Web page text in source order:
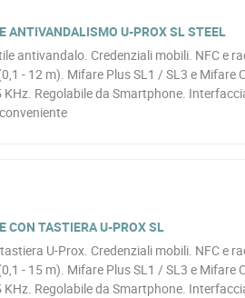
ANTIVANDALISMO U-PROX SL STEEL
antivandalo. Credenziali mobili. NFC e
- 12 m). Mifare Plus SL1 / SL3 e Mifare
Regolabile da Smartphone.
CON TASTIERA U-PROX SL
U-Prox. Credenziali mobili. NFC e
- 15 m). Mifare Plus SL1 / SL3 e Mifare
Regolabile da Smartphone.